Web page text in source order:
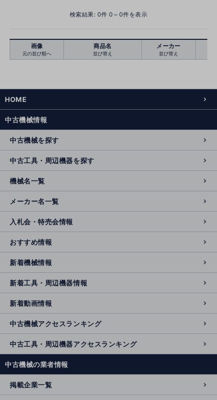
絞り込む クリア
検索結果: 0件 0～0件を表示
画像
元の並び順へ
商品名
並び替え
メーカー
並び替え
HOME
中古機械情報
中古機械を探す
中古工具・周辺機器を探す
機械名一覧
メーカー名一覧
入札会・特売会情報
おすすめ情報
新着機械情報
新着工具・周辺機器情報
新着動画情報
中古機械アクセスランキング
中古工具・周辺機器アクセスランキング
中古機械の業者情報
掲載企業一覧